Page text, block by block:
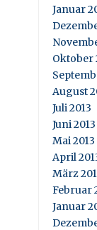
Januar
Oktober
August
Juli 2013
Juni 2013
Mai 2013
April
März
Februar
Januar